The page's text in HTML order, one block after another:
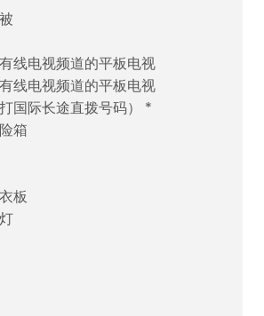
线电视频道的平板电视
线电视频道的平板电视
国际长途直拨号码） *
箱
板